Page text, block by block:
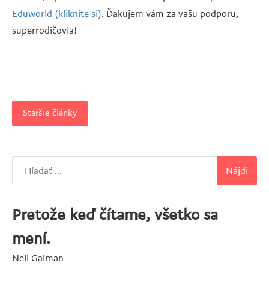
Eduworld (kliknite si). Ďakujem vám za vašu podporu,
superrodičovia!
Navigácia
článkoch
Staršie články
Pretože keď čítame, všetko sa
mení.
Neil Gaiman